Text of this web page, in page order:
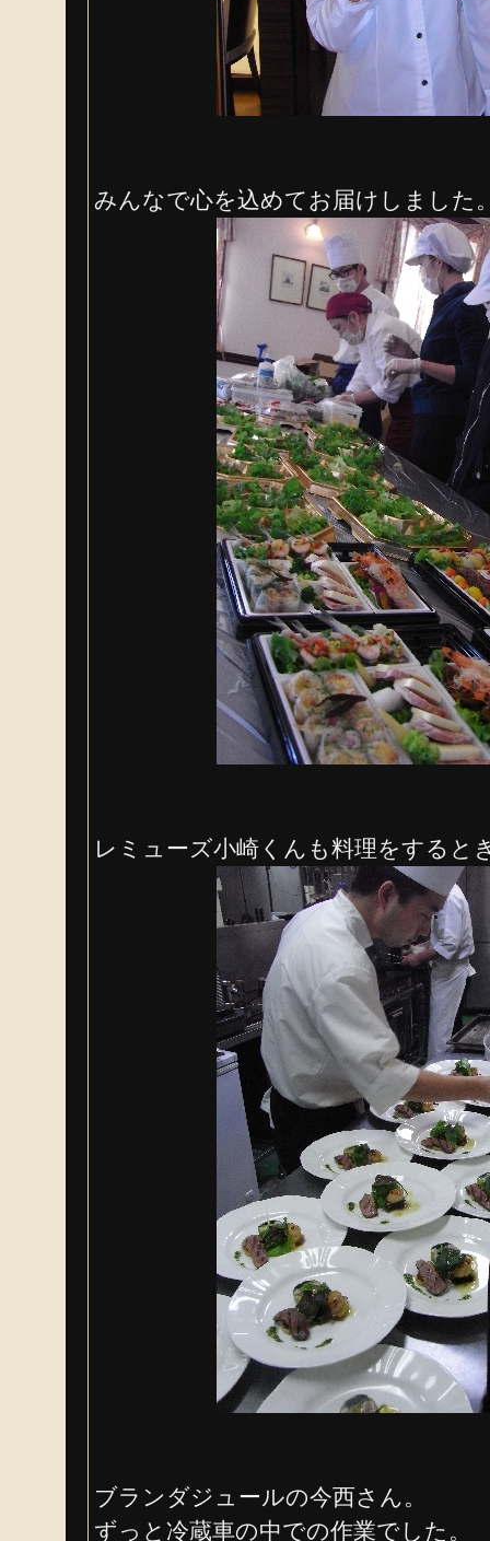
みんなで心を込めてお届けしました
レミューズ小崎くんも料理をすると
ブランダジュールの今西さん。
ずっと冷蔵車の中での作業でした。